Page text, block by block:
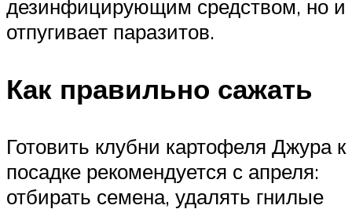
дезинфицирующим средством, но и
отпугивает паразитов.
Как правильно сажать
Готовить клубни картофеля Джура к
посадке рекомендуется с апреля:
отбирать семена, удалять гнилые